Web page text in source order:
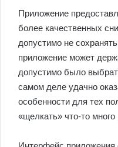
Приложение
более качественных
допустимо не
приложение может
допустимо было
самом деле удачно
особенности для тех
«щелкать» что-то много